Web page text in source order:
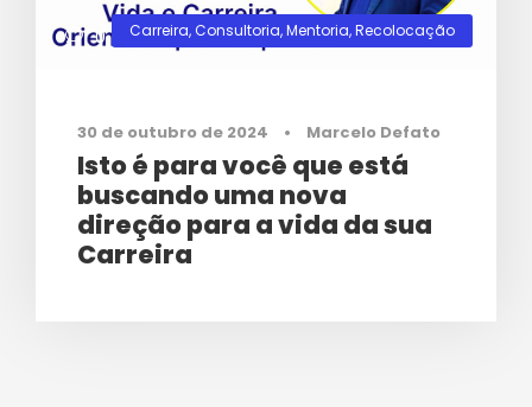
0 Carreira, Consultoria,Mentoria,Recolocação
30 de outubro de 2024 • Marcelo Defato
Isto é para você que está
buscando uma nova
direção para a vida da sua
Carreira